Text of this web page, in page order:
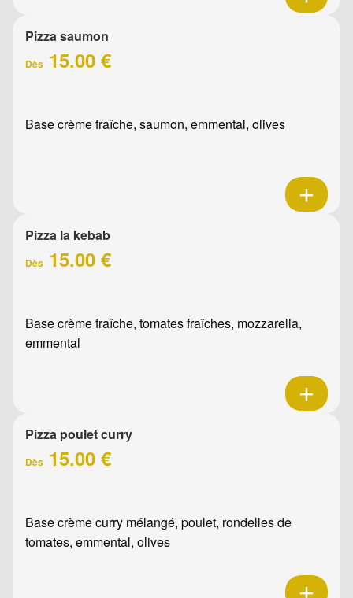
Pizza saumon
Dès 15.00 €
Base crème fraîche, saumon, emmental, olives
Pizza la kebab
Dès 15.00 €
Base crème fraîche, tomates fraîches, mozzarella,
emmental
Pizza poulet curry
Dès 15.00 €
Base crème curry mélangé, poulet, rondelles de
tomates, emmental, olives